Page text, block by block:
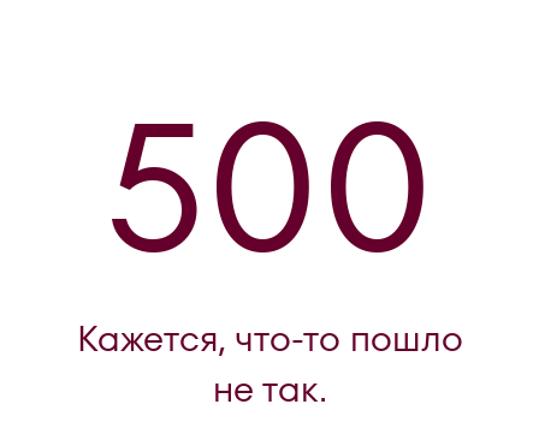
500
Кажется, что-то пошло
не так.